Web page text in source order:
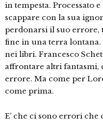
in tempesta. Processato
scappare con la sua
perdonarsi il suo errore,
fine in una terra lontana.
nei libri. Francesco
affrontare altri
errore. Ma come per
come prima.
E’ che ci sono errori che